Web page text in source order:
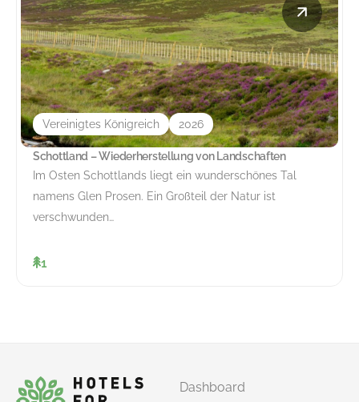
Vereinigtes Königreich 2026
Schottland – Wiederherstellung von Landschaften
Im Osten Schottlands liegt ein wunderschönes Tal
namens Glen Prosen. Ein Großteil der Natur ist
verschwunden…
1
Dashboard